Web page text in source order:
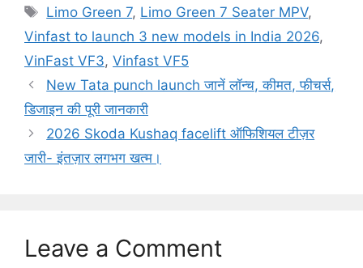
Tags
Limo Green 7, Limo Green 7 Seater MPV,
Vinfast to launch 3 new models in India 2026,
VinFast VF3, Vinfast VF5
New Tata punch launch जानें लॉन्च, कीमत, फीचर्स,
डिजाइन की पूरी जानकारी
2026 Skoda Kushaq facelift ऑफिशियल टीज़र
जारी- इंतज़ार लगभग खत्म।
Leave a Comment